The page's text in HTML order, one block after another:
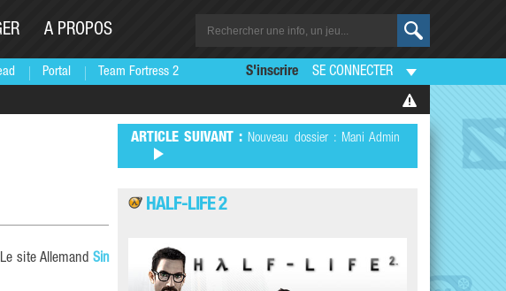
Portal Team Fortress 2
A PROPOS
S'inscrire SE CONNECTER
site Allemand Sin
ARTICLE SUIVANT : Nouveau dossier : Mani Admin
HALF-LIFE 2